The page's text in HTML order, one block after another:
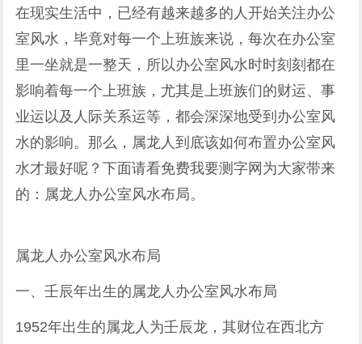
在现实生活中，已经有越来越多的人开始关注办公
室风水，毕竟对每一个上班族来说，每次在办公室
里一坐就是一整天，所以办公室风水时时刻刻都在
影响着每一个上班族，尤其是上班族们的财运、事
业运以及人际关系运等，都会深深地受到办公室风
水的影响。那么，属龙人到底该如何布置办公室风
水才最好呢？下面请看免费我要测字网为大家带来
的：属龙人办公室风水布局。
属龙人办公室风水布局
一、壬辰年出生的属龙人办公室风水布局
1952年出生的属龙人为壬辰龙，其财位在西北方